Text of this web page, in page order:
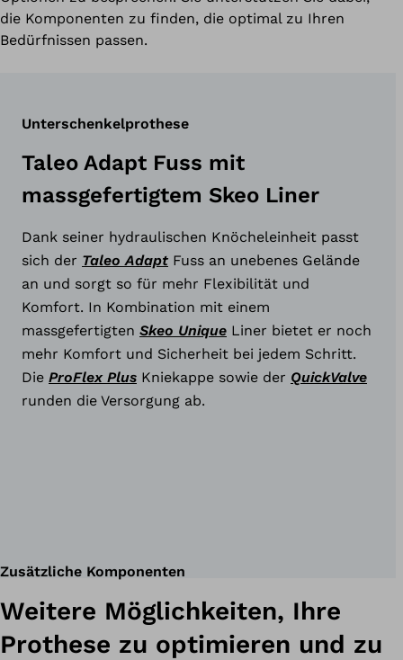
die Komponenten zu finden, die optimal zu Ihren
Bedürfnissen passen.
Unterschenkelprothese
Taleo Adapt Fuss mit
massgefertigtem Skeo Liner
Dank seiner hydraulischen Knöcheleinheit passt
sich der Taleo Adapt Fuss an unebenes Gelände
an und sorgt so für mehr Flexibilität und
Komfort. In Kombination mit einem
massgefertigten Skeo Unique Liner bietet er noch
mehr Komfort und Sicherheit bei jedem Schritt.
Die ProFlex Plus Kniekappe sowie der QuickValve
runden die Versorgung ab.
Zusätzliche Komponenten
Weitere Möglichkeiten, Ihre
Prothese zu optimieren und zu